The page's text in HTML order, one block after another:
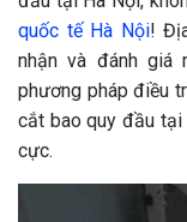
quốc tế Hà Nội!
nhận và đánh giá
phương pháp điều
cắt bao quy đầu
cực.